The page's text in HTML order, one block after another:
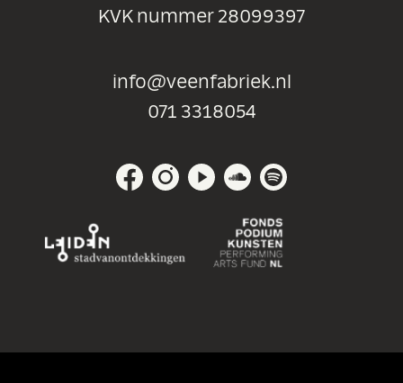
KVK nummer 28099397
info@veenfabriek.nl
071 3318054